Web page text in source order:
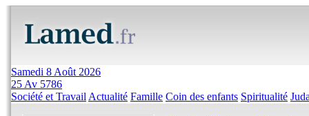
Samedi 8 Août 2026
25 Av 5786
Société et Travail Actualité Famille Coin des enfants Spiritualité